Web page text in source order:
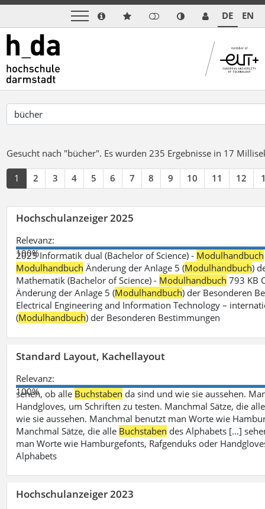
DE EN
Gesucht nach "bücher". Es wurden 235 Ergebnisse in 17
1 2 3 4 5 6 7 8 9 10 11 12
Hochschulanzeiger 2025
Relevanz:
100%
2025 Informatik dual (Bachelor of Science) - Modulhandbuch
Modulhandbuch Änderung der Anlage 5 (Modulhandbuch)
Mathematik (Bachelor of Science) - Modulhandbuch 793 KB
Änderung der Anlage 5 (Modulhandbuch) der Besonderen
Electrical Engineering and Information Technology –
(Modulhandbuch) der Besonderen Bestimmungen
Standard Layout, Kachellayout
Relevanz:
100%
sehen, ob alle Buchstaben da sind und wie sie aussehen.
Handgloves, um Schriften zu testen. Manchmal Sätze, die
wie sie aussehen. Manchmal benutzt man Worte wie
Manchmal Sätze, die alle Buchstaben des Alphabets [...]
man Worte wie Hamburgefonts, Rafgenduks oder
Alphabets
Hochschulanzeiger 2023